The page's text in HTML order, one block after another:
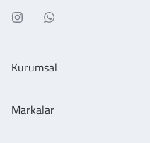
Kurumsal
Markalar